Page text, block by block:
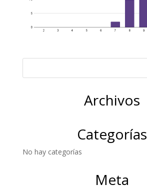
Archivos
Categorías
No hay categorías
Meta